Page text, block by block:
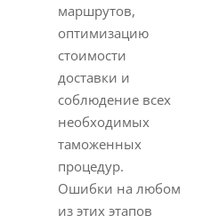
маршрутов,
оптимизацию
стоимости
доставки и
соблюдение всех
необходимых
таможенных
процедур.
Ошибки на любом
из этих этапов